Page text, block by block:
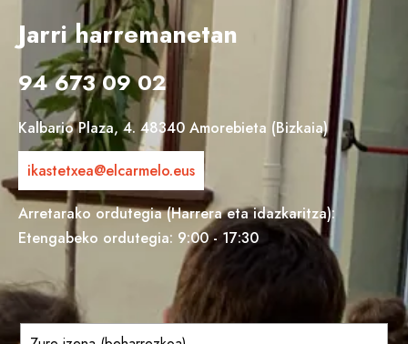
Jarri harremanetan
94 673 09 02
Kalbario Plaza, 4. 48340 Amorebieta (Bizkaia)
ikastetxea@elcarmelo.eus
Arretarako ordutegia (Harrera eta idazkaritza):
Etengabeko ordutegia: 9:00 - 17:30